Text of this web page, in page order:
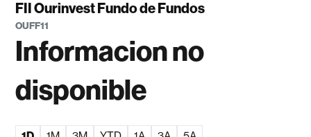
FII Ourinvest Fundo de Fundos
OUFF11
Informacion no
disponible